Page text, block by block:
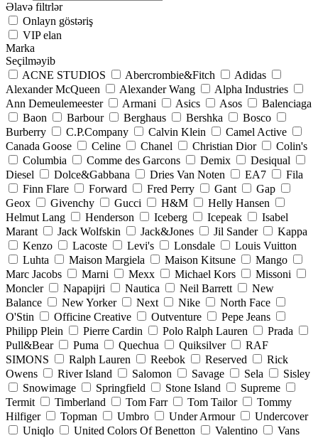
Əlavə filtrlər
Onlayn göstəriş
VIP elan
Marka
Seçilməyib
ACNE STUDIOS
Abercrombie&Fitch
Adidas
Alexander McQueen
Alexander Wang
Alpha Industries
Ann Demeulemeester
Armani Asics Asos
Balenciaga
Baon
Barbour Berghaus Bershka
Bosco
Burberry
C.P.Company Calvin Klein
Camel Active
Canada Goose
Celine Chanel Christian Dior
Colin's
Columbia
Comme des Garcons Demix
Desiqual
Diesel
Dolce&Gabbana Dries Van Noten EA7
Fila
Finn Flare
Forward Fred Perry Gant
Gap
Geox
Givenchy Gucci H&M
Helly Hansen
Helmut Lang
Henderson Iceberg Icepeak
Isabel
Marant
Jack Wolfskin Jack&Jones Jil Sander
Kappa
Kenzo
Lacoste Levi's Lonsdale
Louis Vuitton
Luhta
Maison Margiela Maison Kitsune
Mango
Marc Jacobs
Marni Mexx Michael Kors
Missoni
Moncler
Napapijri Nautica Neil Barrett
New
Balance
New Yorker Next Nike
North Face
O'Stin
Officine Creative Outventure
Pepe Jeans
Philipp Plein
Pierre Cardin Polo Ralph Lauren
Prada
Pull&Bear
Puma Quechua Quiksilver
RAF
SIMONS
Ralph Lauren Reebok Reserved
Rick
Owens
River Island Salomon Savage Sela
Sisley
Snowimage
Springfield Stone Island
Supreme
Termit
Timberland Tom Farr Tom Tailor
Tommy
Hilfiger
Topman Umbro Under Armour
Undercover
Uniqlo
United Colors Of Benetton Valentino
Vans